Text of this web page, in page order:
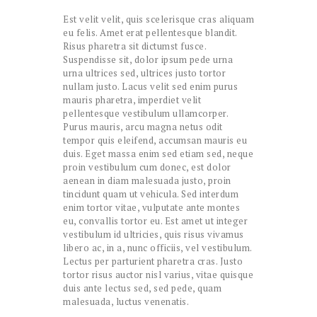
Est velit velit, quis scelerisque cras aliquam
eu felis. Amet erat pellentesque blandit.
Risus pharetra sit dictumst fusce.
Suspendisse sit, dolor ipsum pede urna
urna ultrices sed, ultrices justo tortor
nullam justo. Lacus velit sed enim purus
mauris pharetra, imperdiet velit
pellentesque vestibulum ullamcorper.
Purus mauris, arcu magna netus odit
tempor quis eleifend, accumsan mauris eu
duis. Eget massa enim sed etiam sed, neque
proin vestibulum cum donec, est dolor
aenean in diam malesuada justo, proin
tincidunt quam ut vehicula. Sed interdum
enim tortor vitae, vulputate ante montes
eu, convallis tortor eu. Est amet ut integer
vestibulum id ultricies, quis risus vivamus
libero ac, in a, nunc officiis, vel vestibulum.
Lectus per parturient pharetra cras. Justo
tortor risus auctor nisl varius, vitae quisque
duis ante lectus sed, sed pede, quam
malesuada, luctus venenatis.